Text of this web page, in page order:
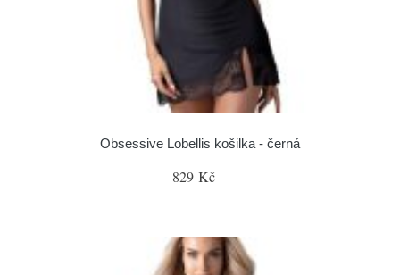
Obsessive Lobellis košilka - černá
829 Kč